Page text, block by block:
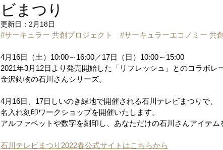
ビまつり
更新日： 2月18日
#サーキュラー 共創プロジェクト #サーキュラーエコノミー 共創
4月16日（土）10:00～16:00／17日（日）10:00～15:00
2021年3月12日より発売開始した「リフレッシュ」とのコラボレ
金沢鋳物の石川さんシリーズ。
4月16日、17日しいのき緑地で開催される石川テレビまつりで、
名入れ刻印ワークショップを開催いたします。
アルファベットや数字を刻印し、あなただけの石川さんアイテム
石川テレビまつり2022春公式サイトはこちらから